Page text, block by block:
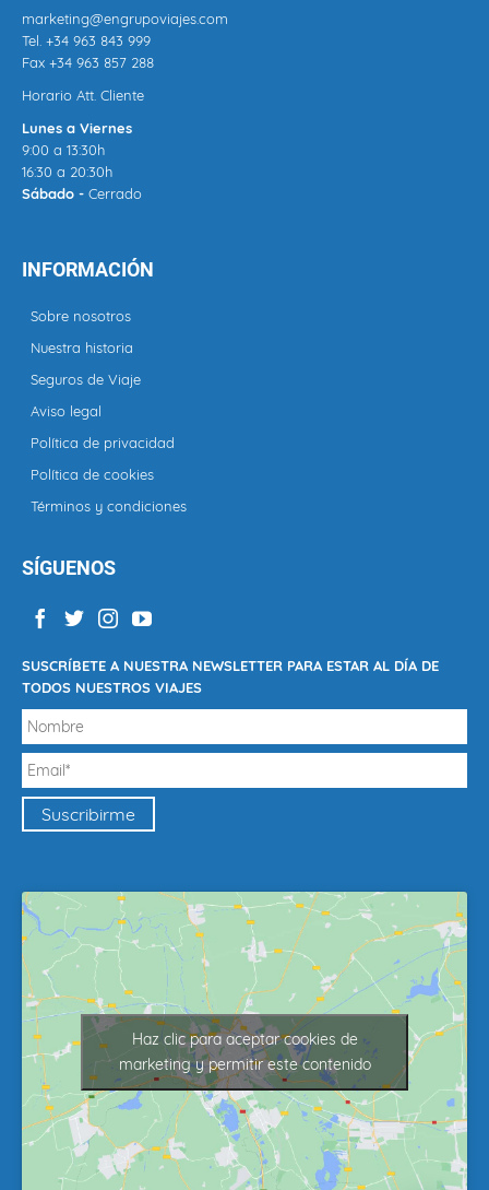
marketing@engrupoviajes.com
Tel. +34 963 843 999
Fax +34 963 857 288
Horario Att. Cliente
Lunes a Viernes
9:00 a 13:30h
16:30 a 20:30h
Sábado - Cerrado
INFORMACIÓN
Sobre nosotros
Nuestra historia
Seguros de Viaje
Aviso legal
Política de privacidad
Política de cookies
Términos y condiciones
SÍGUENOS
SUSCRÍBETE A NUESTRA NEWSLETTER PARA ESTAR AL DÍA DE
TODOS NUESTROS VIAJES
Haz clic para aceptar cookies de
marketing y permitir este contenido